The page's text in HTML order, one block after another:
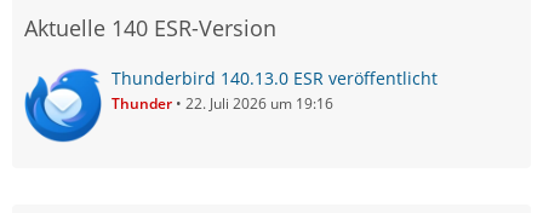
Aktuelle 140 ESR-Version
Thunderbird 140.13.0 ESR veröffentlicht
Thunder 22. Juli 2026 um 19:16